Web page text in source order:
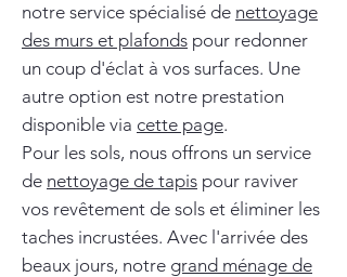
notre service spécialisé de nettoyage
des murs et plafonds pour redonner
un coup d'éclat à vos surfaces. Une
autre option est notre prestation
disponible via cette page.
Pour les sols, nous offrons un service
de nettoyage de tapis pour raviver
vos revêtement de sols et éliminer les
taches incrustées. Avec l'arrivée des
beaux jours, notre grand ménage de